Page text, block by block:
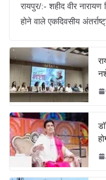
रायपुर/:- शहीद वीर
होने वाले एकदिवसीय